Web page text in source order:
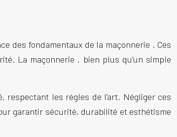
des fondamentaux de la maçonnerie . Ces
La maçonnerie , bien plus qu’un simple
respectant les règles de l’art. Négliger ces
garantir sécurité, durabilité et esthétisme